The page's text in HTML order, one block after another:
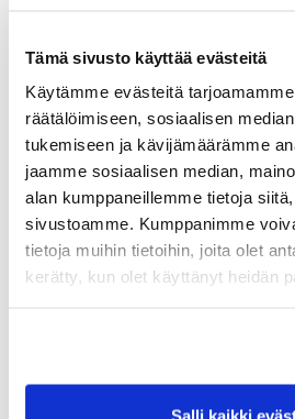
Tämä sivusto käyttää evästeitä
Käytämme evästeitä
räätälöimiseen, sosiaalisen
tukemiseen ja kävijämäärämme
jaamme sosiaalisen median,
alan kumppaneillemme tietoja
sivustoamme. Kumppanimme
tietoja muihin tietoihin, joita olet
kerätty, kun olet käyttänyt heidän
Salli kaikki
puh. numero löytyy Klubin
• Pelit pitää pelata annettuun
Kilpailija/kilpailijat hylätään jos
Jos tarvitsette lisäaikaa, ottakaa
• Voittaja merkitsee tuloksen
josta siirrämme sen gamebookiin.
• Etiketti ohjeena ja Hartolan
ottelun voittaja tarjoaa häviäjälle
virvokkeen.